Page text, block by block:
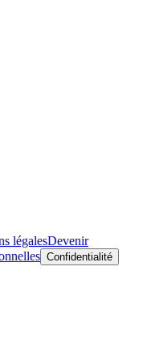
légalesDevenir
Confidentialité